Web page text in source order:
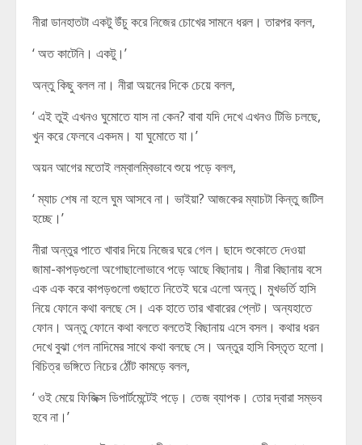
নীরা ডানহাতটা একটু উঁচু করে নিজের চোখের সামনে ধরল। তারপর বলল,
‘ অত কাটেনি। একটু।’
অন্তু কিছু বলল না। নীরা অয়নের দিকে চেয়ে বলল,
‘ এই তুই এখনও ঘুমোতে যাস না কেন? বাবা যদি দেখে এখনও টিভি চলছে,
খুন করে ফেলবে একদম। যা ঘুমোতে যা।’
অয়ন আগের মতোই লম্বালম্বিভাবে শুয়ে পড়ে বলল,
‘ ম্যাচ শেষ না হলে ঘুম আসবে না। ভাইয়া? আজকের ম্যাচটা কিন্তু জটিল
হচ্ছে।’
নীরা অন্তুর পাতে খাবার দিয়ে নিজের ঘরে গেল। ছাদে শুকোতে দেওয়া
জামা-কাপড়গুলো অগোছালোভাবে পড়ে আছে বিছানায়। নীরা বিছানায় বসে
এক এক করে কাপড়গুলো গুছাতে নিতেই ঘরে এলো অন্তু। মুখভর্তি হাসি
নিয়ে ফোনে কথা বলছে সে। এক হাতে তার খাবারের প্লেট। অন্যহাতে
ফোন। অন্তু ফোনে কথা বলতে বলতেই বিছানায় এসে বসল। কথার ধরন
দেখে বুঝা গেল নাদিমের সাথে কথা বলছে সে। অন্তুর হাসি বিস্তৃত হলো।
বিচিত্র ভঙ্গিতে নিচের ঠোঁট কামড়ে বলল,
‘ ওই মেয়ে ফিজিক্স ডিপার্টমেন্টেই পড়ে। তেজ ব্যাপক। তোর দ্বারা সম্ভব
হবে না।’